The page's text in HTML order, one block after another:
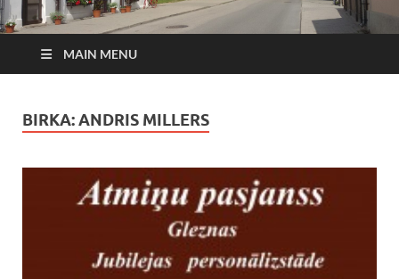
MAIN MENU
BIRKA:ANDRIS MILLERS